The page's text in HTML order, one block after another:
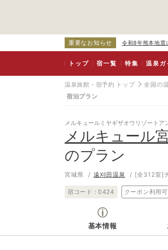
重要なお知らせ 令和8年熊本地震
トップ 宿一覧 特集 温泉ガ
温泉旅館・宿予約 トップ 全国の
宿泊プラン
メルキュールミヤギザオウリゾートア
メルキュール
のプラン
宮城県 遠刈田温泉 [全312室]
宿コード : 0424 クーポン利用可
基本情報